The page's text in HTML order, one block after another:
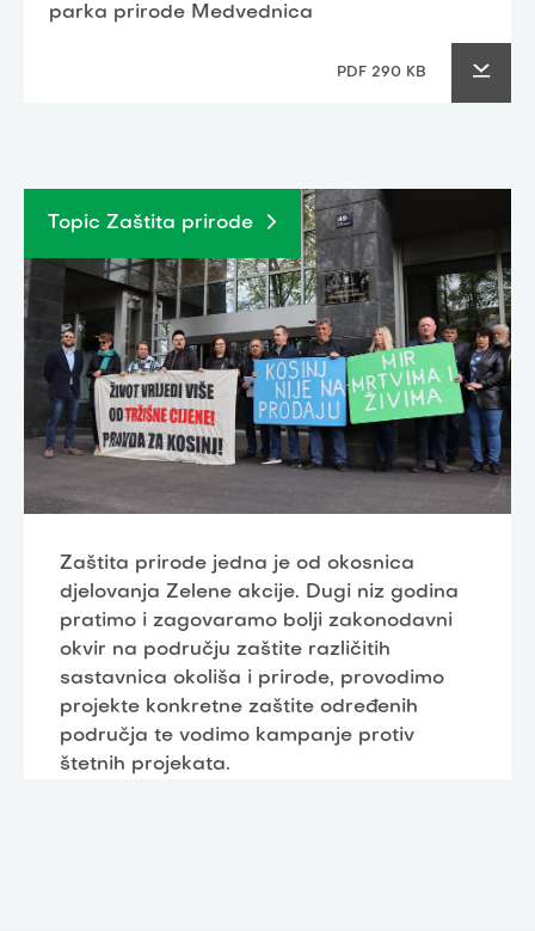
parka prirode Medvednica
PDF 290 KB
Topic Zaštita prirode
Zaštita prirode jedna je od okosnica
djelovanja Zelene akcije. Dugi niz godina
pratimo i zagovaramo bolji zakonodavni
okvir na području zaštite različitih
sastavnica okoliša i prirode, provodimo
projekte konkretne zaštite određenih
područja te vodimo kampanje protiv
štetnih projekata.